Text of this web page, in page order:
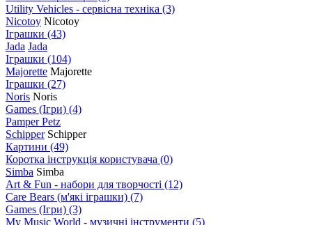
Utility Vehicles - сервісна техніка (3)
Nicotoy Nicotoy
Іграшки (43)
Jada Jada
Іграшки (104)
Majorette Majorette
Іграшки (27)
Noris Noris
Games (Ігри) (4)
Pamper Petz
Schipper Schipper
Картини (49)
Коротка інструкція користувача (0)
Simba Simba
Art & Fun - набори для творчості (12)
Care Bears (м'які іграшки) (7)
Games (Ігри) (3)
My Music World - музичні інструменти (5)